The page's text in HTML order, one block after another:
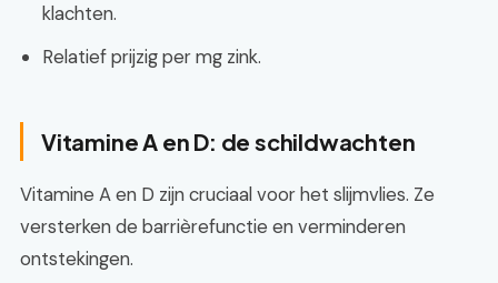
klachten.
Relatief prijzig per mg zink.
Vitamine A en D: de schildwachten
Vitamine A en D zijn cruciaal voor het slijmvlies. Ze
versterken de barrièrefunctie en verminderen
ontstekingen.